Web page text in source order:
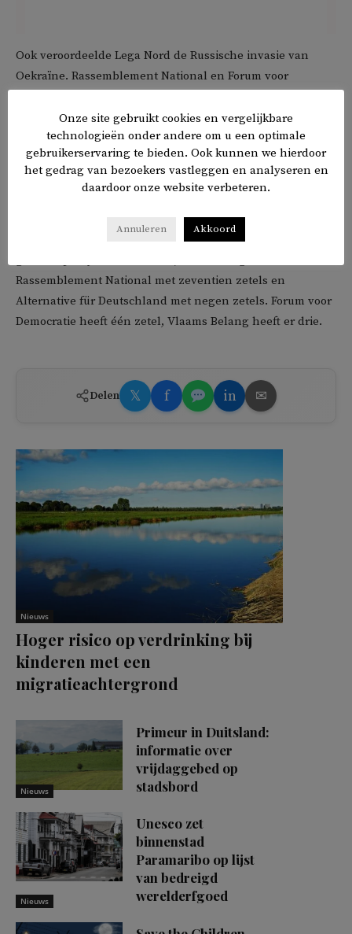
Ook veroordeelde Lega Nord de Russische invasie van
Oekraïne. Rassemblement National en Forum voor
openlijke sympathie voor Poetin, als heeft Le Pen zich
sinds de inval min of meer van hem gedistantieerd.
In reactie op de geruchten ontkennen ID-
De ID-fractie telt 65 leden. Lega Nord is met 23 zetels de
Rassemblement National met zeventien zetels en
Alternative für Deutschland met negen zetels. Forum voor
Democratie heeft één zetel, Vlaams Belang heeft er drie.
Delen 𝕏 f in ✉
Nieuws
Hoger risico op verdrinking bij
kinderen met een
migratieachtergrond
Nieuws
Primeur in Duitsland:
informatie over
vrijdaggebed op
stadsbord
Nieuws
Unesco zet
binnenstad
Paramaribo op lijst
van bedreigd
werelderfgoed
Onze site gebruikt cookies en vergelijkbare
technologieën onder andere om u een optimale
gebruikerservaring te bieden. Ook kunnen we hierdoor
het gedrag van bezoekers vastleggen en analyseren en
daardoor onze website verbeteren.
Annuleren Akkoord